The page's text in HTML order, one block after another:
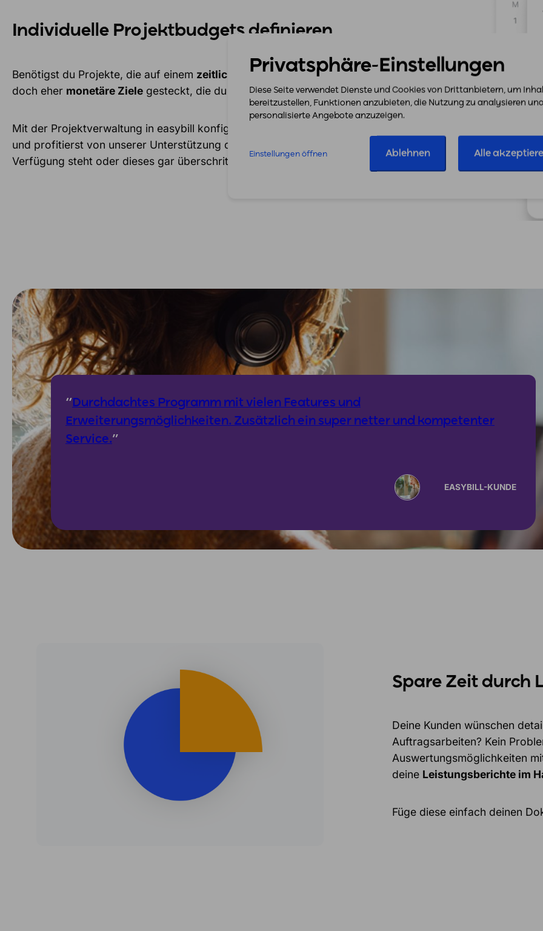
Individuelle Projektbudgets definieren
Benötigst du Projekte, die auf einem zeitlichen Budget beruhen? Oder hast du dir
doch eher monetäre Ziele gesteckt, die du stets im Blick behalten möchtest?
Mit der Projektverwaltung in easybill konfigurierst du deine eigenen Vorhaben
und profitierst von unserer Unterstützung durch Hinweise, ob noch Budget zur
Verfügung steht oder dieses gar überschritten wurde.
“Durchdachtes Programm mit vielen Features und
Erweiterungsmöglichkeiten. Zusätzlich ein super netter und kompetenter
Service.”
EASYBILL-KUNDE
Spare Zeit durch
Deine Kunden wünschen
Auftragsarbeiten? Kein
Auswertungsmöglichkeiten
deine Leistungsberichte im
Füge diese einfach deinen
Privatsphäre-Einstellungen
Diese Seite verwendet Dienste und Cookies von Drittanbietern, um
bereitzustellen, Funktionen anzubieten, die Nutzung zu analysieren
personalisierte Angebote anzuzeigen.
Einstellungen öffnen Ablehnen Alle